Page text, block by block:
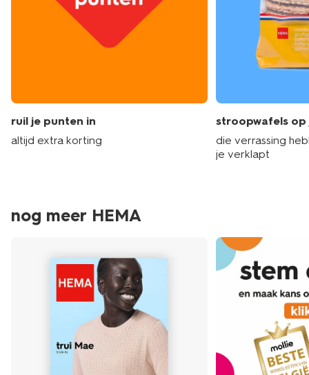
ruil je punten in
altijd extra korting
stroopwafels op
die verrassing
je verklapt
nog meer HEMA